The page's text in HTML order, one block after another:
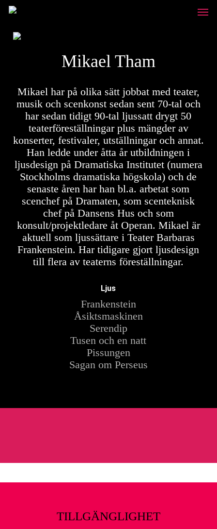
Skip
main
content
Mikael Tham
Mikael har på olika sätt jobbat med teater,
musik och scenkonst sedan sent 70-tal och
har sedan tidigt 90-tal ljussatt drygt 50
teaterföreställningar plus mängder av
konserter, festivaler, utställningar och annat.
Han ledde under åtta år utbildningen i
ljusdesign på Dramatiska Institutet (numera
Stockholms dramatiska högskola) och de
senaste åren har han bl.a. arbetat som
scenchef på Dramaten, som scenteknisk
chef på Dansens Hus och som
konsult/projektledare åt Operan. Mikael är
aktuell som ljussättare i Teater Barbaras
Frankenstein. Har tidigare gjort ljusdesign
till flera av teaterns föreställningar.
Ljus
Frankenstein
Åsiktsmaskinen
Serendip
Tusen och en natt
Pissungen
Sagan om Perseus
TILLGÄNGLIGHET